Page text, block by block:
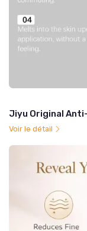
Jiyu Original
Voir le détail